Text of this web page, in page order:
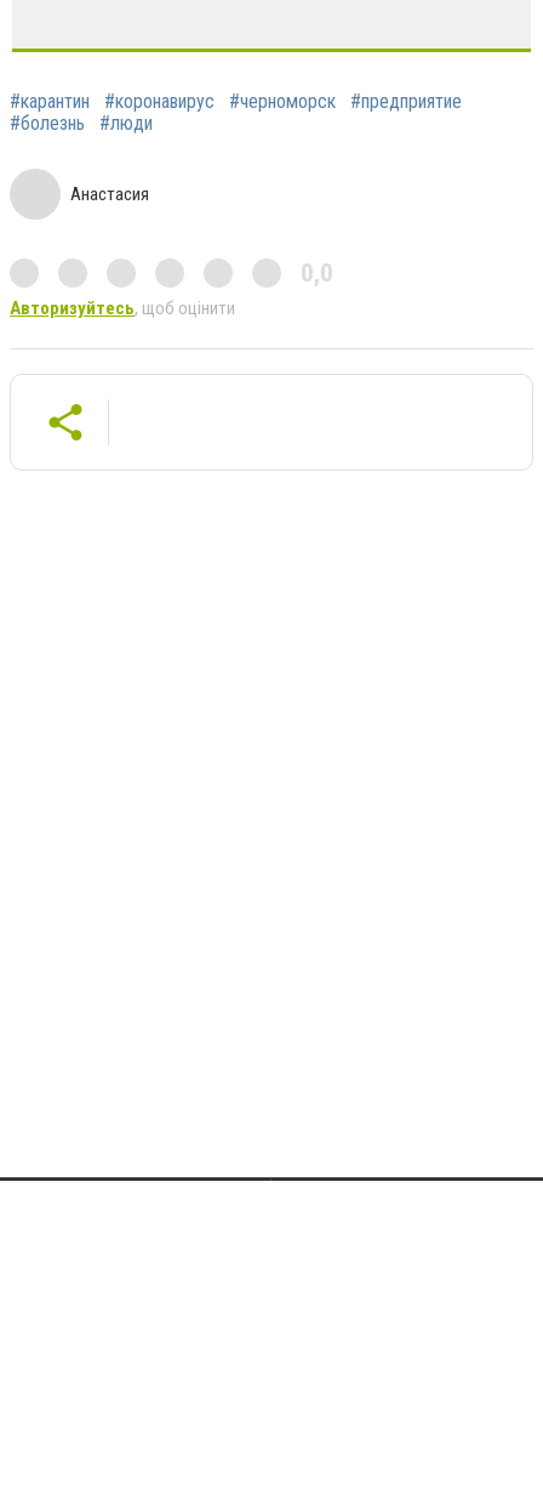
#карантин #коронавирус #черноморск
#предприятие
#болезнь
#люди
Анастасия
0,0
Авторизуйтесь, щоб оцінити